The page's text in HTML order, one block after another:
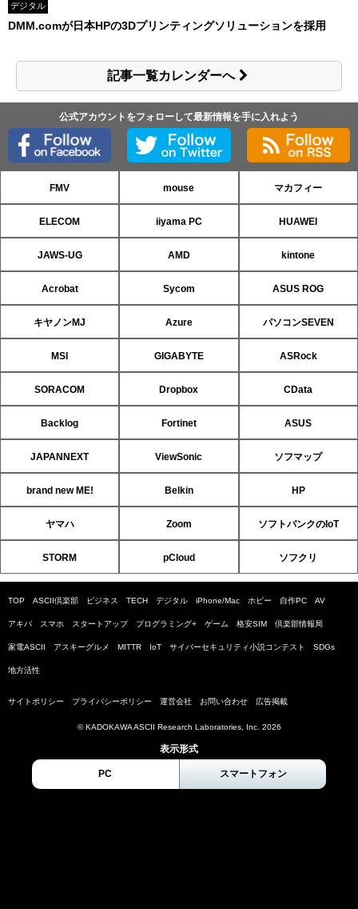
デジタル
DMM.comが日本HPの3Dプリンティングソリューションを採用
記事一覧カレンダーへ
公式アカウントをフォローして最新情報を手に入れよう
FMV mouse マカフィー
ELECOM iiyama PC HUAWEI
JAWS-UG AMD kintone
Acrobat Sycom ASUS ROG
キヤノンMJ Azure パソコンSEVEN
MSI GIGABYTE ASRock
SORACOM Dropbox CData
Backlog Fortinet ASUS
JAPANNEXT ViewSonic ソフマップ
brand new ME! Belkin HP
ヤマハ Zoom ソフトバンクのIoT
STORM pCloud ソフクリ
TOP ASCII倶楽部 ビジネス TECH デジタル iPhone/Mac ホビー 自作PC AV
アキバ スマホ スタートアップ プログラミング+ ゲーム 格安SIM 倶楽部情報局
家電ASCII アスキーグルメ MITTR IoT サイバーセキュリティ小説コンテスト SDGs
地方活性
サイトポリシー プライバシーポリシー 運営会社 お問い合わせ 広告掲載
© KADOKAWA ASCII Research Laboratories, Inc. 2026
表示形式
PC スマートフォン